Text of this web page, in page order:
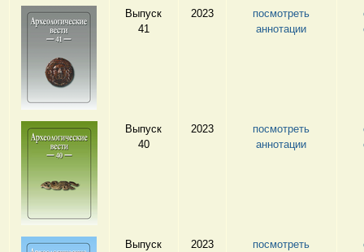
Выпуск
41
2023
посмотреть
аннотации
Выпуск
40
2023
посмотреть
аннотации
Выпуск
2023
посмотреть